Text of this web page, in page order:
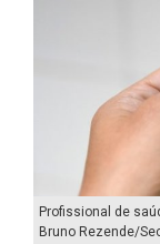
Profissional de
Bruno Rezende/